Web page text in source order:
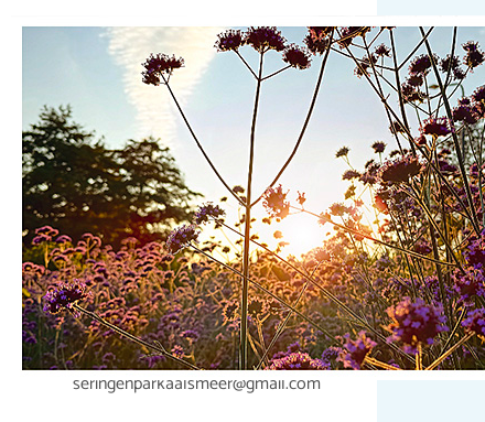
Droogte in het park
Het is warm in Nederland en dat is ook
goed zichtbaar in het
Seringenpark.Daarom krijgt de nieuwe
aanplant tijdens een droge periode af
en toe een extra emmertje water van
onze vrijwilligers
Wilt u
ook een ‘emmertje’ bijdragen?
Vrijwilligers zijn altijd van harte
welkom.
Aanmelden kan bij
Magda via
seringenparkaalsmeer@gmail.com